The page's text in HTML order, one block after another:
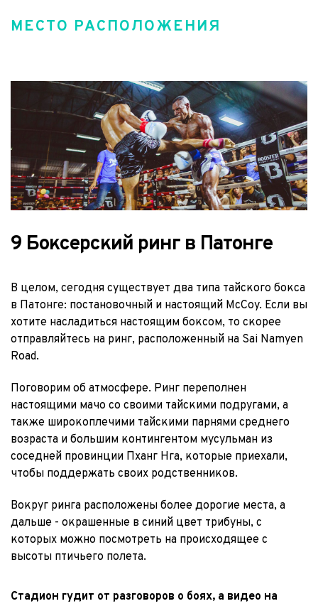
МЕСТО РАСПОЛОЖЕНИЯ
9 Боксерский ринг в Патонге
В целом, сегодня существует два типа тайского бокса
в Патонге: постановочный и настоящий McCoy. Если вы
хотите насладиться настоящим боксом, то скорее
отправляйтесь на ринг, расположенный на Sai Namyen
Road.
Поговорим об атмосфере. Ринг переполнен
настоящими мачо со своими тайскими подругами, а
также широкоплечими тайскими парнями среднего
возраста и большим контингентом мусульман из
соседней провинции Пханг Нга, которые приехали,
чтобы поддержать своих родственников.
Вокруг ринга расположены более дорогие места, а
дальше - окрашенные в синий цвет трибуны, с
которых можно посмотреть на происходящее с
высоты птичьего полета.
Стадион гудит от разговоров о боях, а видео на